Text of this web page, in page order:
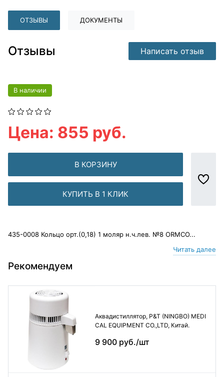
ОТЗЫВЫ ДОКУМЕНТЫ
Отзывы Написать отзыв
В наличии
Цена: 855 руб.
В КОРЗИНУ
КУПИТЬ В 1 КЛИК
435-0008 Кольцо орт.(0,18) 1 моляр н.ч.лев. №8 ORMCO...
Читать далее
Рекомендуем
Аквадистиллятор, P&T (NINGBO) MEDI
CAL EQUIPMENT CO.,LTD, Китай.
9 900 руб./шт